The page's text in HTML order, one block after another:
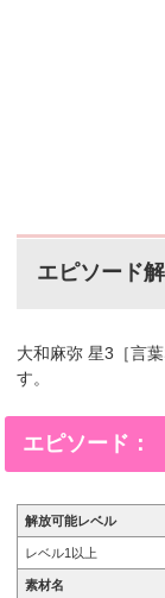
エピソード
大和麻弥 星3［言
す。
エピソード：
解放可能レベル
レベル1以上
素材名